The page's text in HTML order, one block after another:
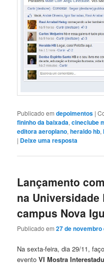
Publicado em depoimentos |
fininho da baixada,cineclube
editora aeroplano,heraldo hb,
| Deixe uma resposta
Lançamento
na Universidade
campus Nova
Publicado em27 de novembro
Na sexta-feira, dia 29/11,
eventoVI Mostra